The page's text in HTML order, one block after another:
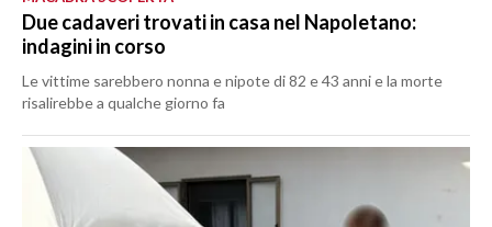
Due cadaveri trovati in casa nel Napoletano:
indagini in corso
Le vittime sarebbero nonna e nipote di 82 e 43 anni e la morte
risalirebbe a qualche giorno fa